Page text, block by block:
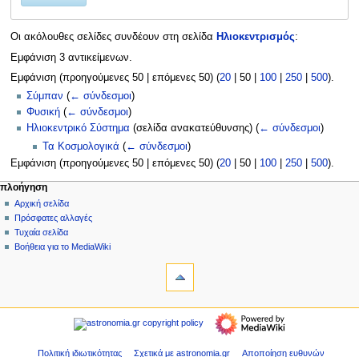
Οι ακόλουθες σελίδες συνδέουν στη σελίδα Ηλιοκεντρισμός:
Εμφάνιση 3 αντικείμενων.
Εμφάνιση (προηγούμενες 50| επόμενες 50) (20| 50| 100| 250| 500).
Σύμπαν (← σύνδεσμοι)
Φυσική (← σύνδεσμοι)
Ηλιοκεντρικό Σύστημα (σελίδα ανακατεύθυνσης) (← σύνδεσμοι)
Τα Κοσμολογικά (← σύνδεσμοι)
Εμφάνιση (προηγούμενες 50| επόμενες 50) (20| 50| 100| 250| 500).
Μ
ε
ν
ο
ο
ενέργειες σελίδας
σελίδα
συζήτηση
ανάγνωση
προβολή
προσωπικά εργαλεία
δημιουργία
λογαριασμού
σύνδεση
πλοήγηση
Αρχική σελίδα
Πρόσφατες αλλαγές
Τυχαία σελίδα
Βοήθεια για το MediaWiki
πλοήγηση
ΠρόσφατεςΠολιτική ιδιωτικότητας Σχετικά με astronomia.gr Αποποίηση ευθυνών